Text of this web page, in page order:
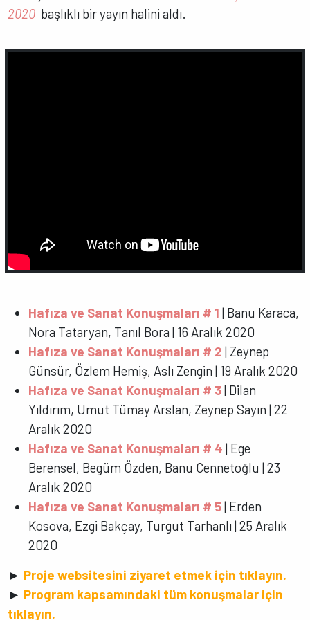
2020 başlıklı bir yayın halini aldı.
Hafıza ve Sanat Konuşmaları # 1 | Banu Karaca,
Nora Tataryan, Tanıl Bora | 16 Aralık 2020
Hafıza ve Sanat Konuşmaları # 2 | Zeynep
Günsür, Özlem Hemiş, Aslı Zengin | 19 Aralık 2020
Hafıza ve Sanat Konuşmaları # 3| Dilan
Yıldırım, Umut Tümay Arslan, Zeynep Sayın | 22
Aralık 2020
Hafıza ve Sanat Konuşmaları # 4 | Ege
Berensel, Begüm Özden, Banu Cennetoğlu | 23
Aralık 2020
Hafıza ve Sanat Konuşmaları # 5| Erden
Kosova, Ezgi Bakçay, Turgut Tarhanlı | 25 Aralık
2020
► Proje websitesini ziyaret etmek için tıklayın.
► Program kapsamındaki tüm konuşmalar için
tıklayın.